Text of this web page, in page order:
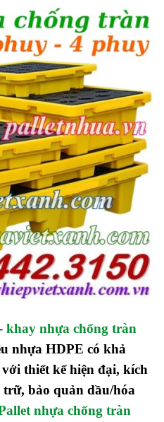
khay nhựa chống tràn
nhựa HDPE có khả
thiết kế hiện đại, kích
bảo quản dầu/hóa
nhựa chống tràn